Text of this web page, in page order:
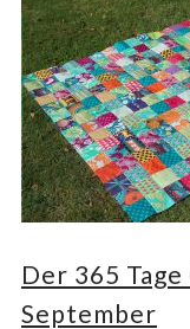
Der 365
September